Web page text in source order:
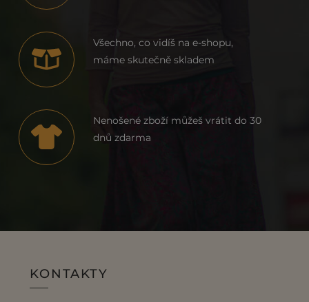
Všechno, co vidíš na e-shopu,
máme skutečně skladem
Nenošené zboží můžeš vrátit do 30
dnů zdarma
KONTAKTY